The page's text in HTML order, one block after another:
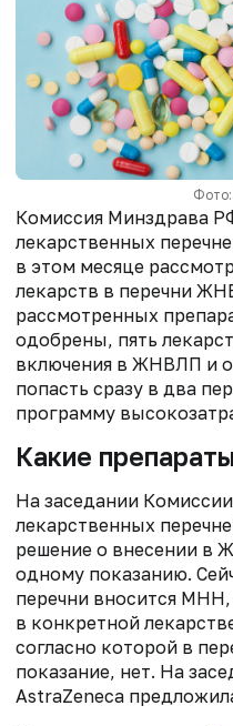
Комиссия Минздрава
лекарственных
в этом месяце
лекарств в перечни
рассмотренных
одобрены, пять
включения в ЖНВЛП и
попасть сразу в два
программу
Какие
На заседании
лекарственных
решение о внесении в
одному показанию.
перечни вносится
в конкретной
согласно которой в
показание, нет. На
AstraZeneca